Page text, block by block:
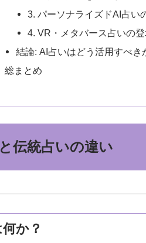
3. パーソナライズドAI占い
4. VR・メタバース占いの
結論: AI占いはどう活用すべき
総まとめ
伝統占いの違い
か？